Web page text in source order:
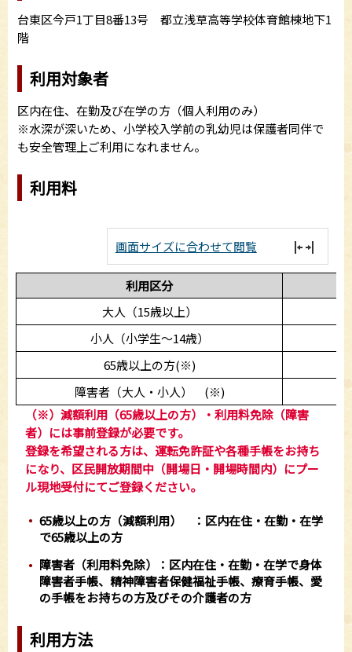
台東区今戸1丁目8番13号 都立浅草高等学校体育館棟地下1
階
利用対象者
区内在住、在勤及び在学の方（個人利用のみ）
※水深が深いため、小学校入学前の乳幼児は保護者同伴で
も安全管理上ご利用になれません。
利用料
画面サイズに合わせて閲覧
利用区分
大人（15歳以上）
小人（小学生～14歳）
65歳以上の方(※)
障害者（大人・小人） (※)
（※）減額利用（65歳以上の方）・利用料免除（障害
者）には事前登録が必要です。
登録を希望される方は、運転免許証や各種手帳をお持ち
になり、区民開放期間中（開場日・開場時間内）にプー
ル現地受付にてご登録ください。
65歳以上の方（減額利用） ：区内在住・在勤・在学
で65歳以上の方
障害者（利用料免除）：区内在住・在勤・在学で身体
障害者手帳、精神障害者保健福祉手帳、療育手帳、愛
の手帳をお持ちの方及びその介護者の方
利用方法